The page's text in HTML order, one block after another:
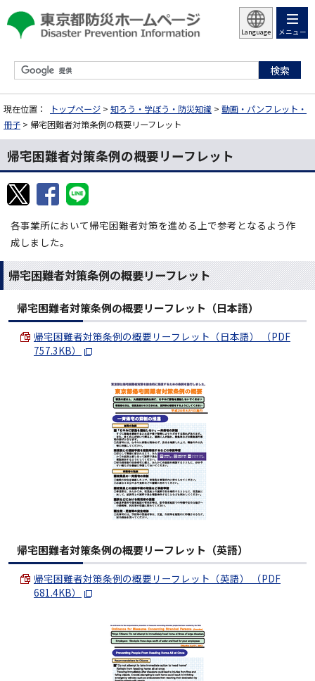
Language メニュー
現在位置： トップページ > 知ろう・学ぼう・防災知識 > 動画・パンフレット・
冊子 > 帰宅困難者対策条例の概要リーフレット
帰宅困難者対策条例の概要リーフレット
各事業所において帰宅困難者対策を進める上で参考となるよう作
成しました。
帰宅困難者対策条例の概要リーフレット
帰宅困難者対策条例の概要リーフレット（日本語）
帰宅困難者対策条例の概要リーフレット（日本語） （PDF
757.3KB）
帰宅困難者対策条例の概要リーフレット（英語）
帰宅困難者対策条例の概要リーフレット（英語） （PDF
681.4KB）